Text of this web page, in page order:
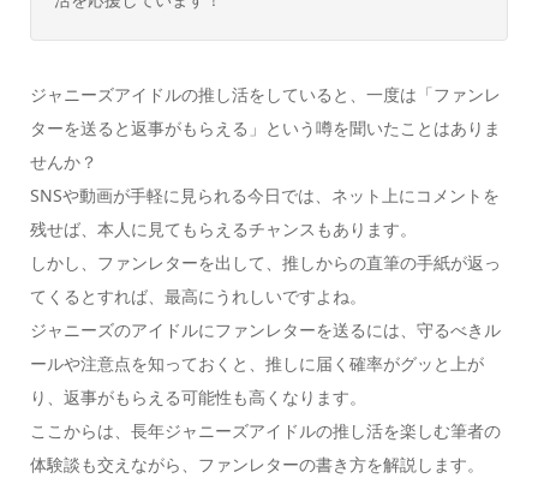
ジャニーズアイドルの推し活をしていると、一度は「ファンレ
ターを送ると返事がもらえる」という噂を聞いたことはありま
せんか？
SNSや動画が手軽に見られる今日では、ネット上にコメントを
残せば、本人に見てもらえるチャンスもあります。
しかし、ファンレターを出して、推しからの直筆の手紙が返っ
てくるとすれば、最高にうれしいですよね。
ジャニーズのアイドルにファンレターを送るには、守るべきル
ールや注意点を知っておくと、推しに届く確率がグッと上が
り、返事がもらえる可能性も高くなります。
ここからは、長年ジャニーズアイドルの推し活を楽しむ筆者の
体験談も交えながら、ファンレターの書き方を解説します。